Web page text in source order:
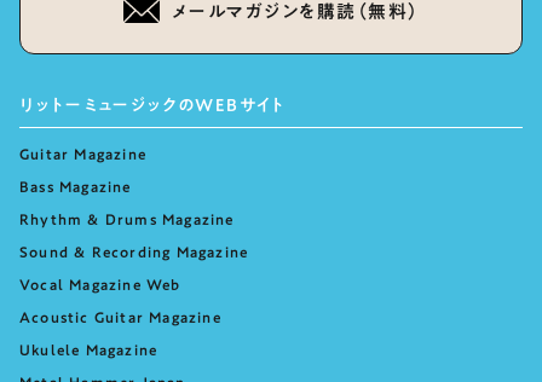
メールマガジンを購読（無料）
リットーミュージックのWEBサイト
Guitar Magazine
Bass Magazine
Rhythm & Drums Magazine
Sound & Recording Magazine
Vocal Magazine Web
Acoustic Guitar Magazine
Ukulele Magazine